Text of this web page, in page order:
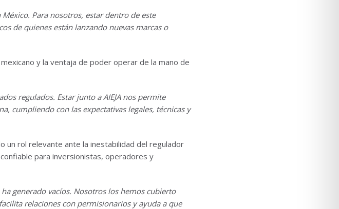
Para nosotros, estar dentro de este
de quienes están lanzando nuevas marcas o
y la ventaja de poder operar de la mano de
regulados. Estar junto a AIEJA nos permite
cumpliendo con las expectativas legales, técnicas y
un rol relevante ante la inestabilidad del regulador
para inversionistas, operadores y
generado vacíos. Nosotros los hemos cubierto
relaciones con permisionarios y ayuda a que